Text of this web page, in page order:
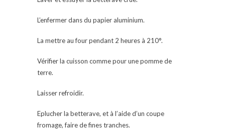
L’enfermer dans du papier aluminium.
La mettre au four pendant 2 heures à 210°.
Vérifier la cuisson comme pour une pomme de
terre.
Laisser refroidir.
Eplucher la betterave, et à l’aide d’un coupe
fromage, faire de fines tranches.